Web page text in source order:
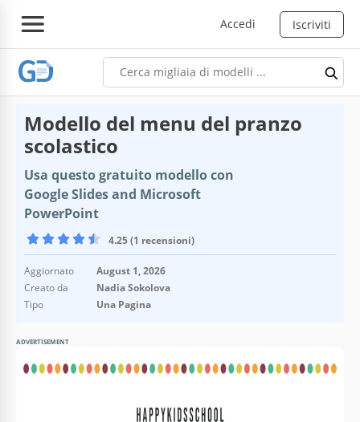
Accedi Iscriviti
Modello del menu del pranzo
scolastico
Usa questo gratuito modello con
Google Slides and Microsoft
PowerPoint
4.25 (1 recensioni)
Aggiornato
August 1, 2026
Creato da
Nadia Sokolova
Tipo
Una Pagina
ADVERTISEMENT